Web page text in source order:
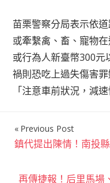
苗栗警察分局表示依
或牽繫禽、畜、寵物
或行為人新臺幣300元
禍則恐吃上過失傷害
「注意車前狀況，減
文
章
導
Previous Post
鎮代提出陳情！南投
再傳捷報！后里馬場